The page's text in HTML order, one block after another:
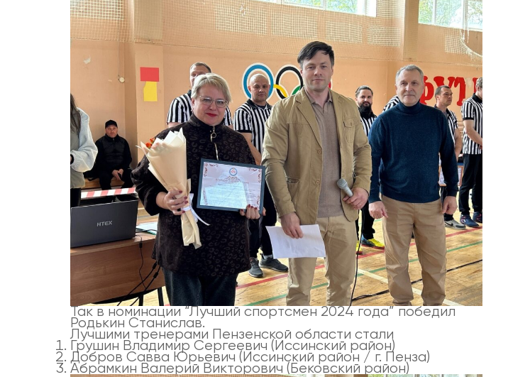
Так в номинации “Лучший спортсмен 2024 года” победил
Родькин Станислав.
Лучшими тренерами Пензенской области стали
Грушин Владимир Сергеевич (Иссинский район)
Добров Савва Юрьевич (Иссинский район / г. Пенза)
Абрамкин Валерий Викторович (Бековский район)